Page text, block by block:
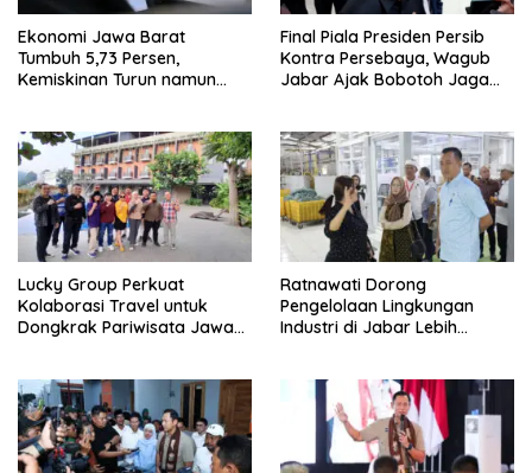
Ekonomi Jawa Barat
Tumbuh 5,73 Persen,
Kemiskinan Turun namun
Final Piala Presiden Persib
Kontra Persebaya, Wagub
Jabar Ajak Bobotoh Jaga
Lucky Group Perkuat
Kolaborasi Travel untuk
Dongkrak Pariwisata Jawa
Ratnawati Dorong
Pengelolaan Lingkungan
Industri di Jabar Lebih